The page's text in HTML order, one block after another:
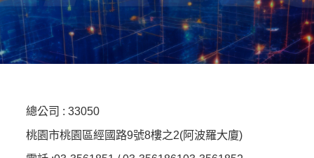
總公司 : 33050
桃園市桃園區經國路9號8樓之2(阿波羅大廈)